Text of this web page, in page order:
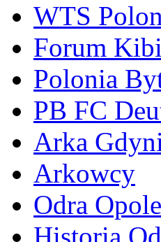
WTS
Forum
Polonia
PB FC
Arka
Arkowcy
Odra Opole